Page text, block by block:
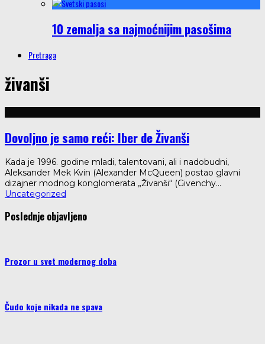
10 zemalja sa najmoćnijim pasošima
Pretraga
živanši
Dovoljno je samo reći: Iber de Živanši
Kada je 1996. godine mladi, talentovani, ali i nadobudni,
Aleksander Mek Kvin (Alexander McQueen) postao glavni
dizajner modnog konglomerata „Živanši“ (Givenchy...
Uncategorized
Poslednje objavljeno
Prozor u svet modernog doba
Čudo koje nikada ne spava